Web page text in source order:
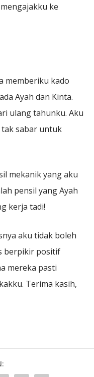
ke
memberiku kado
Ayah dan Kinta.
ulang tahunku. Aku
tak sabar untuk
mekanik yang aku
pensil yang Ayah
kerja tadi!
aku tidak boleh
berpikir positif
mereka pasti
Terima kasih,